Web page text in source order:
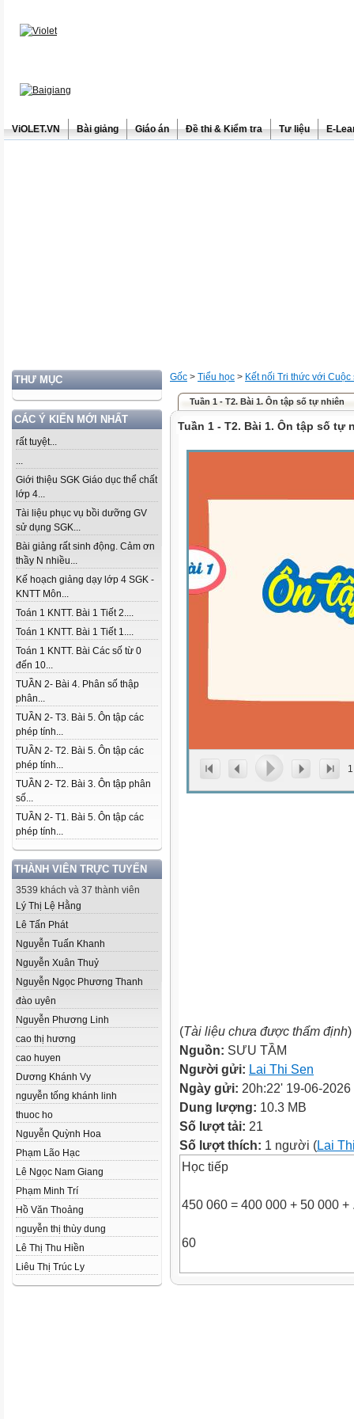
ViOLET.VN Bài giảng Giáo án Đề thi & Kiểm tra Tư liệu E-
THƯ MỤC
CÁC Ý KIẾN MỚI NHẤT
rất tuyệt...
...
Giới thiệu SGK Giáo dục thể chất
lớp 4...
Tài liệu phục vụ bồi dưỡng GV
sử dụng SGK...
Bài giảng rất sinh động. Cảm ơn
thầy N nhiều...
Kế hoạch giảng dạy lớp 4 SGK -
KNTT Môn...
Toán 1 KNTT. Bài 1 Tiết 2....
Toán 1 KNTT. Bài 1 Tiết 1....
Toán 1 KNTT. Bài Các số từ 0
đến 10...
TUẦN 2- Bài 4. Phân số thập
phân...
TUẦN 2- T3. Bài 5. Ôn tập các
phép tính...
TUẦN 2- T2. Bài 5. Ôn tập các
phép tính...
TUẦN 2- T2. Bài 3. Ôn tập phân
số...
TUẦN 2- T1. Bài 5. Ôn tập các
phép tính...
THÀNH VIÊN TRỰC TUYẾN
3539 khách và 37 thành viên
Lý Thị Lệ Hằng
Lê Tấn Phát
Nguyễn Tuấn Khanh
Nguyễn Xuân Thuỷ
Nguyễn Ngọc Phương Thanh
đào uyên
Nguyễn Phương Linh
cao thị hương
cao huyen
Dương Khánh Vy
nguyễn tống khánh linh
thuoc ho
Nguyễn Quỳnh Hoa
Phạm Lão Hạc
Lê Ngọc Nam Giang
Phạm Minh Trí
Hồ Văn Thoảng
nguyễn thị thùy dung
Lê Thị Thu Hiền
Liêu Thị Trúc Ly
Gốc > Tiểu học > Kết nối Tri thức với Cuộc
Tuần 1 - T2. Bài 1. Ôn tập số tự nhiên
Tuần 1 - T2. Bài 1. Ôn tập số tự
1
(Tài liệu chưa được thẩm định)
Nguồn: SƯU TẦM
Người gửi: Lai Thi Sen
Ngày gửi: 20h:22' 19-06-2026
Dung lượng: 10.3 MB
Số lượt tải: 21
Số lượt thích: 1 người (Lai
Học tiếp
450 060 = 400 000 + 50 000 +
60